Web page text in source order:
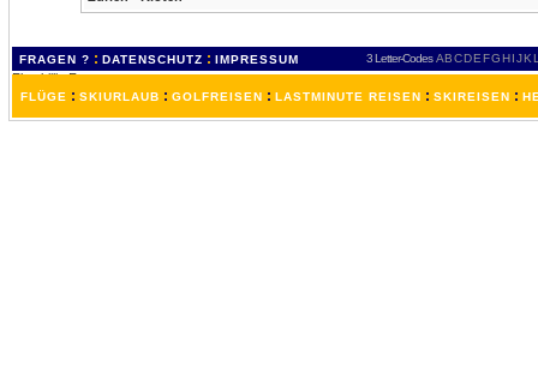
FRAGEN ? : DATENSCHUTZ : IMPRESSUM 3 Letter-Codes ABCDEFGH IJKL
FLÜGE : SKIURLAUB : GOLFREISEN : LASTMINUTE REISEN : SKIREISEN :